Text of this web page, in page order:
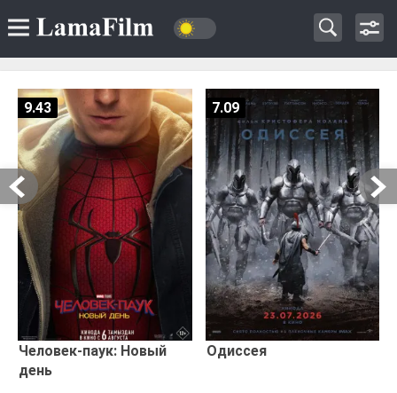
Человек-паук: Новый
день
9.43
Одиссея
7.09